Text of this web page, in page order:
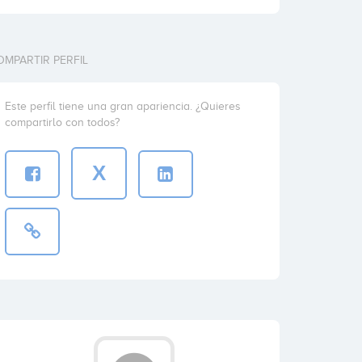
PERFIL
Este perfil tiene una gran apariencia. ¿Quieres
compartirlo con todos?
X